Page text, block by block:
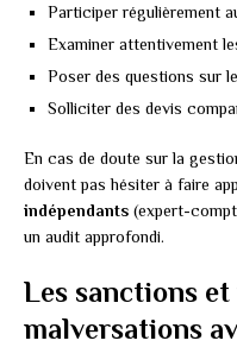
Participer régulièrement
Examiner attentivement
Poser des questions sur
Solliciter des devis
En cas de doute sur la
doivent pas hésiter à faire
indépendants (expert-
un audit approfondi.
Les sanctions
malversations